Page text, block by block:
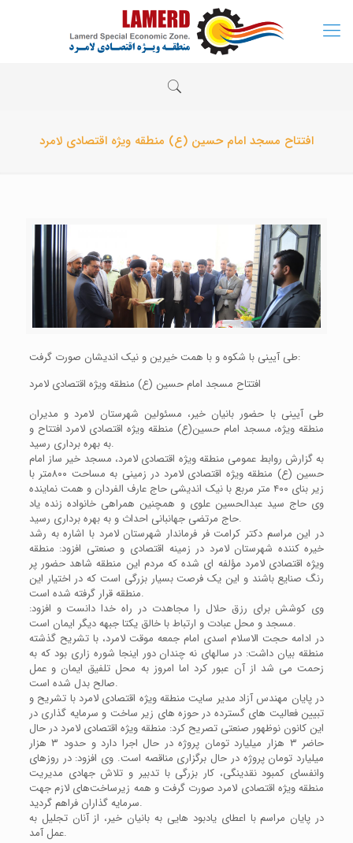
افتتاح مسجد امام حسین (ع) منطقه ویژه اقتصادی لامرد
طی آیینی با شکوه و با همت خیرین و نیک اندیشان صورت گرفت:
افتتاح مسجد امام حسین (ع) منطقه ویژه اقتصادی لامرد
طی آیینی با حضور بانیان خیر، مسئولین شهرستان لامرد و مدیران
منطقه ویژه، مسجد امام حسین‌(ع) منطقه ویژه اقتصادی لامرد افتتاح و
به بهره برداری رسید.
به گزارش روابط عمومی منطقه ویژه اقتصادی لامرد، مسجد خیر ساز امام
حسین (ع) منطقه ویژه اقتصادی لامرد در زمینی به مساحت ۸۰۰متر با
زیر بنای ۴۰۰ متر مربع با نیک اندیشی حاج عارف الفردان و همت نماینده
وی حاج سید عبدالحسین علوی و همچنین همراهی خانواده زنده یاد
حاج مرتضی جهانبانی احداث و به بهره برداری رسید.
در این مراسم دکتر کرامت فر فرماندار شهرستان لامرد با اشاره به رشد
خیره کننده شهرستان لامرد در زمینه اقتصادی و صنعتی افزود: منطقه
ویژه اقتصادی لامرد مؤلفه ای شده که مردم این منطقه شاهد حضور پر
رنگ صنایع باشند و این یک فرصت بسیار بزرگی است که در اختیار این
منطقه قرار گرفته شده است.
وی کوشش برای رزق حلال را مجاهدت در راه خدا دانست و افزود:
مسجد و محل عبادت و ارتباط با خالق یکتا جبهه دیگر ایمان است.
در ادامه حجت الاسلام اسدی امام جمعه موقت لامرد، با تشریح گذشته
منطقه بیان داشت: در سالهای نه چندان دور اینجا شوره زاری بود که به
زحمت می شد از آن عبور کرد اما امروز به محل تلفیق ایمان و عمل
صالح بدل شده است.
در پایان مهندس آزاد مدیر سایت منطقه ویژه اقتصادی لامرد با تشریح و
تبیین فعالیت های گسترده در حوزه های زیر ساخت و سرمایه گذاری در
این کانون نوظهور صنعتی تصریح کرد: منطقه ویژه اقتصادی لامرد در حال
حاضر ۳ هزار میلیارد تومان پروژه در حال اجرا دارد و حدود ۳ هزار
میلیارد تومان پروژه در حال برگزاری مناقصه است. وی افزود: در روزهای
وانفسای کمبود نقدینگی، کار بزرگی با تدبیر و تلاش جهادی مدیریت
منطقه ویژه اقتصادی لامرد صورت گرفت و همه زیرساخت‌های لازم جهت
سرمایه گذاران فراهم گردید.
در پایان مراسم با اعطای یادبود هایی به بانیان خیر، از آنان تجلیل به
عمل آمد.